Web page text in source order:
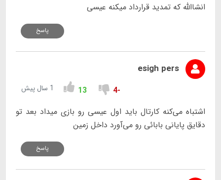
انشاالله که تمدید قرارداد میکنه عیسی
پاسخ
esigh pers
-4
13 1 سال پیش
اشتباه می‌کنه کارتال باید اول عیسی رو بازی میداد بعد تو
دقایق پایانی بابائی رو می‌آورد داخل زمین
پاسخ